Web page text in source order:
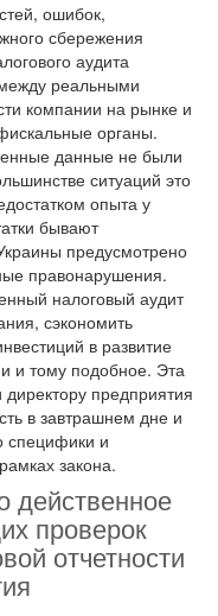
ошибок,
сбережения
аудита
реальными
компании на рынке и
органы.
данные не были
ситуаций это
опыта у
бывают
предусмотрено
правонарушения.
налоговый аудит
сэкономить
в развитие
и тому подобное. Эта
предприятия
в завтрашнем дне и
специфики и
закона.
действенное
проверок
отчетности